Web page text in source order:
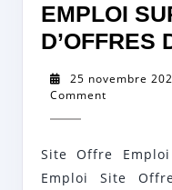
EMPLOI
D’OFFRES
25 novembre
Comment
Site Offre
Emploi Site